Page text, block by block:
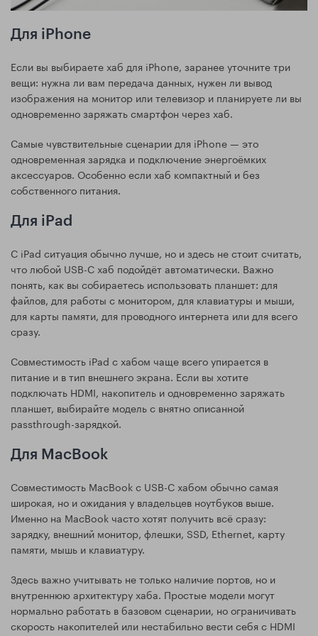
Для iPhone
Если вы выбираете хаб для iPhone, заранее уточните три
вещи: нужна ли вам передача данных, нужен ли вывод
изображения на монитор или телевизор и планируете ли вы
одновременно заряжать смартфон через хаб.
Самые чувствительные сценарии для iPhone — это
одновременная зарядка и подключение энергоёмких
аксессуаров. Особенно если хаб компактный и без
собственного питания.
Для iPad
С iPad ситуация обычно лучше, но и здесь не стоит считать,
что любой USB-C хаб подойдёт автоматически. Важно
понять, как вы собираетесь использовать планшет: для
файлов, для работы с монитором, для клавиатуры и мыши,
для карты памяти, для проводного интернета или для всего
сразу.
Совместимость iPad с хабом чаще всего упирается в
питание и в тип внешнего экрана. Если вы хотите
подключать HDMI, накопитель и одновременно заряжать
планшет, выбирайте модель с внятно описанной
passthrough-зарядкой.
Для MacBook
Совместимость MacBook с USB-C хабом обычно самая
широкая, но и ожидания у владельцев ноутбуков выше.
Именно на MacBook часто хотят получить всё сразу:
зарядку, внешний монитор, флешки, SSD, Ethernet, карту
памяти, мышь и клавиатуру.
Здесь важно учитывать не только наличие портов, но и
внутреннюю архитектуру хаба. Простые модели могут
нормально работать в базовом сценарии, но ограничивать
скорость накопителей или нестабильно вести себя с HDMI